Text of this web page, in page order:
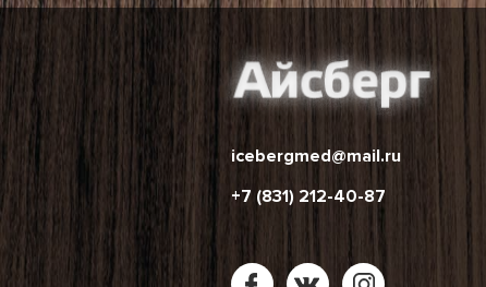
icebergmed@mail.ru
+7 (831) 212-40-87